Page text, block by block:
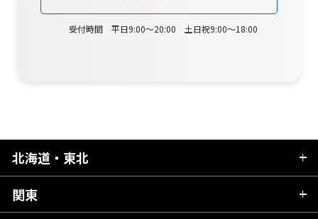
受付時間 平日9:00～20:00 土日祝9:00～18:00
北海道・東北
北海道
関東